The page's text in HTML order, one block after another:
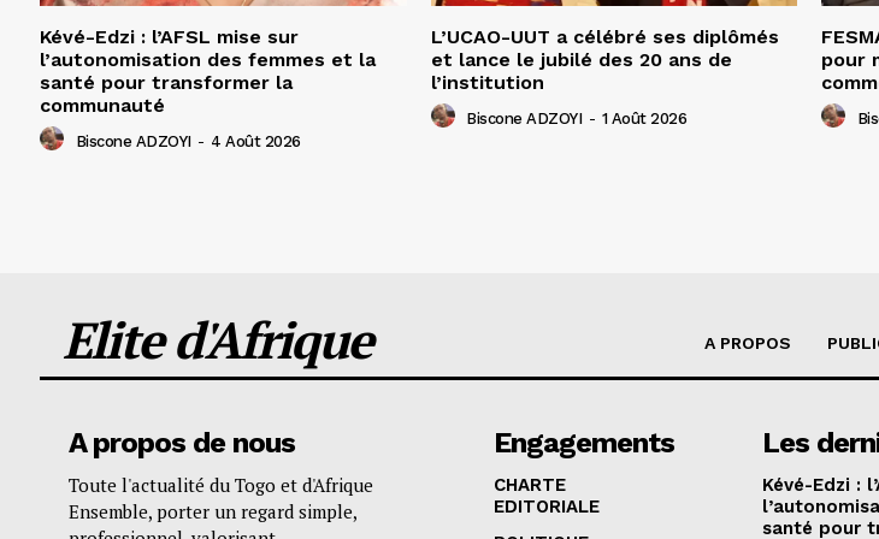
Kévé-Edzi : l’AFSL mise sur
l’autonomisation des femmes et la
santé pour transformer la
communauté
Biscone ADZOYI - 4 Août 2026
L’UCAO-UUT a célébré ses diplômés
et lance le jubilé des 20 ans de
l’institution
Biscone ADZOYI - 1 Août 2026
pour
Elite d'Afrique A PROPOS
A propos de nous
Toute l'actualité du Togo et d'Afrique
Ensemble, porter un regard simple,
Engagements
CHARTE
EDITORIALE
Les
Kévé-Edzi :
santé pour